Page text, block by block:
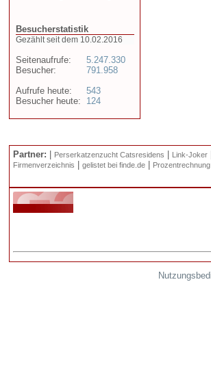
Besucherstatistik
Gezählt seit dem 10.02.2016
Seitenaufrufe:
Besucher:
Aufrufe heute:
Besucher heute:
5.247.330
791.958
543
124
Partner: Perserkatzenzucht Catsresidens Link-Joker
Firmenverzeichnis
gelistet bei finde.de Prozentrechnung